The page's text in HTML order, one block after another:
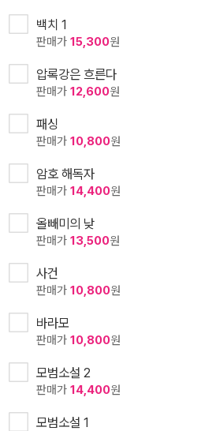
백치 1
판매가 15,300원
압록강은 흐른다
판매가 12,600원
패싱
판매가 10,800원
암호 해독자
판매가 14,400원
올빼미의 낮
판매가 13,500원
사건
판매가 10,800원
바라모
판매가 10,800원
모범소설 2
판매가 14,400원
모범소설 1